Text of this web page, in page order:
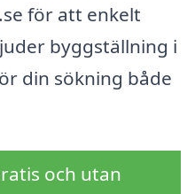
för att enkelt
byggställning i
din sökning både
och utan